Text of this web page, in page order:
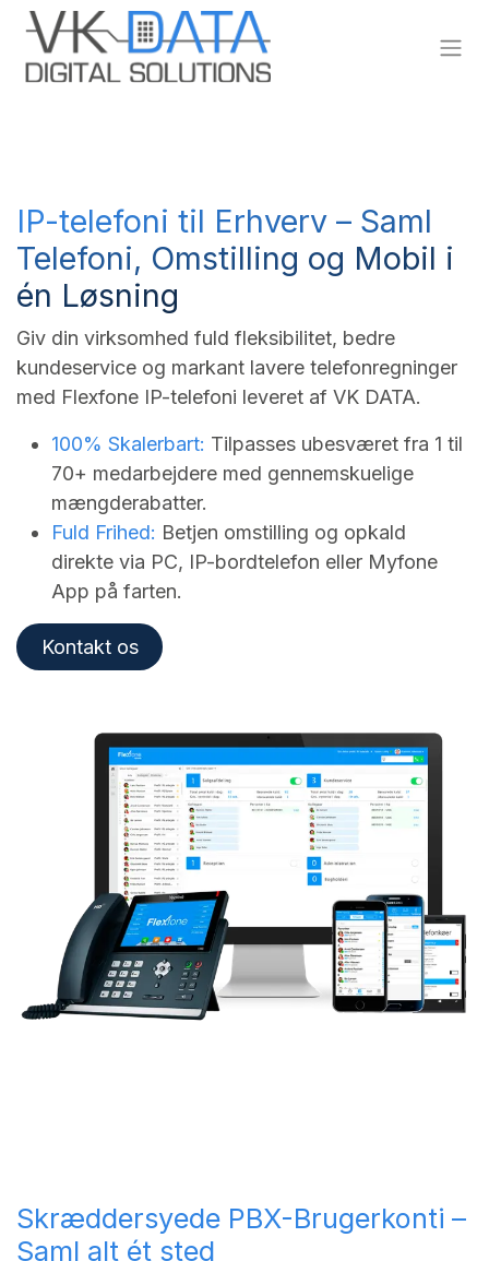
Skip to Content
IP-telefoni til Erhverv – Saml
Telefoni, Omstilling og Mobil i
én Løsning
Giv din virksomhed fuld fleksibilitet, bedre
kundeservice og markant lavere telefonregninger
med Flexfone IP-telefoni leveret af VK DATA.
100% Skalerbart: Tilpasses ubesværet fra 1 til
70+ medarbejdere med gennemskuelige
mængderabatter.
Fuld Frihed: Betjen omstilling og opkald
direkte via PC, IP-bordtelefon eller Myfone
App på farten.
Kontakt os​
Skræddersyede PBX-Brugerkonti –
Saml alt ét sted